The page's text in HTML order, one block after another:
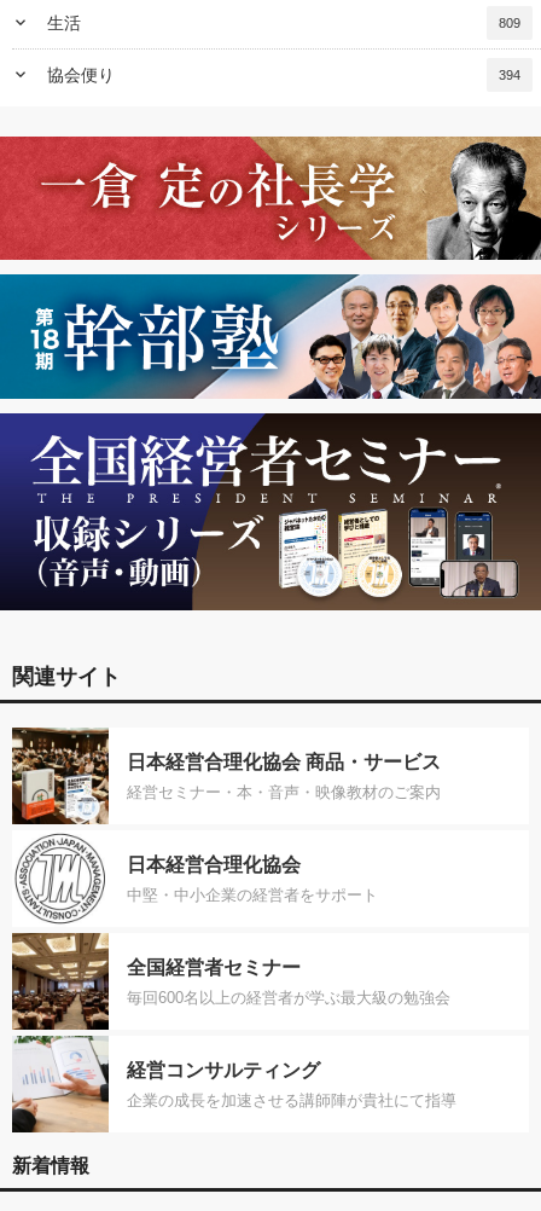
keyboard_arrow_down 生活 809
keyboard_arrow_down 協会便り 394
関連サイト
日本経営合理化協会 商品・サービス
経営セミナー・本・音声・映像教材のご案内
日本経営合理化協会
中堅・中小企業の経営者をサポート
全国経営者セミナー
毎回600名以上の経営者が学ぶ最大級の勉強会
経営コンサルティング
企業の成長を加速させる講師陣が貴社にて指導
新着情報